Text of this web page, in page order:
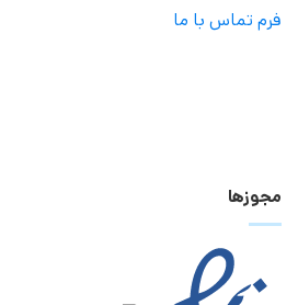
فرم تماس با ما
مجوزها